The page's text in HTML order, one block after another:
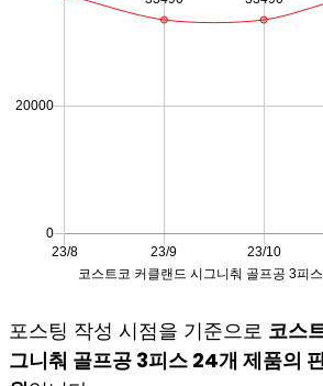
포스팅 작성 시점을 기준으로 코스
그니춰 골프공 3피스 24개 제품의